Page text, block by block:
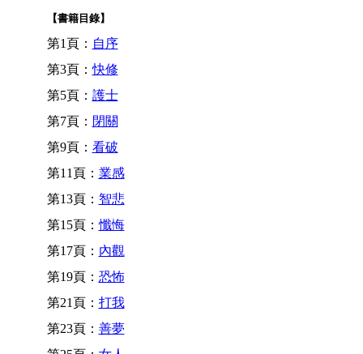
【書籍目錄】
第1頁： 自序
第3頁：快修
第5頁： 護士
第7頁： 閉關
第9頁： 看破
第11頁： 業感
第13頁： 智悲
第15頁：懺悔
第17頁： 內觀
第19頁： 恐怖
第21頁： 打我
第23頁： 善夢